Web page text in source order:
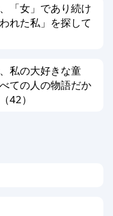
「女」であり続け
れた私」を探して
私の大好きな童
ての人の物語だか
42）